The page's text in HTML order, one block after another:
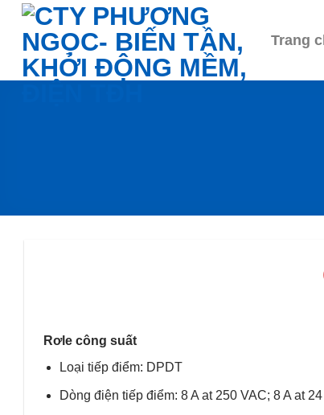
Skip
content
Trang
Rơle công suất
Loại tiếp điểm: DPDT
Dòng điện tiếp điểm: 8 A at 250 VAC; 8 A at